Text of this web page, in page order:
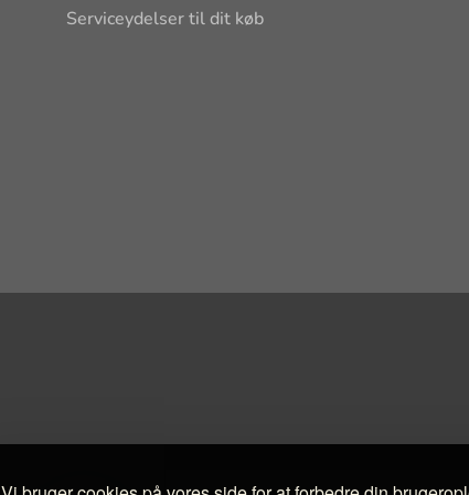
Serviceydelser til dit køb